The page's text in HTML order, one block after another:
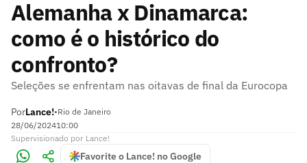
Alemanha x Dinamarca:
como é o histórico do
confronto?
Seleções se enfrentam nas oitavas de final da Eurocopa
PorLance!•Rio de Janeiro
28/06/202410:00
Supervisionado por Lance!
Favorite o Lance! no Google